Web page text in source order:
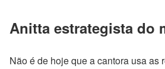
Anitta estrategista do
Não é de hoje que a cantora usa as